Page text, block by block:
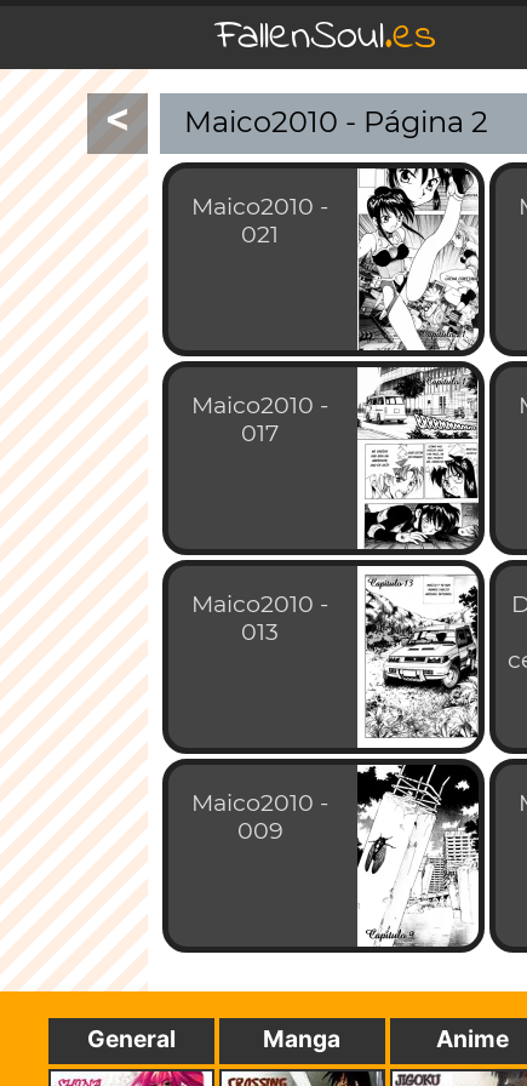
FallenSoul.es
< Maico2010 - Página 2
Maico2010 -
021
Maico2010 -
017
Maico2010 -
013
Maico2010 -
009
General Manga Anime